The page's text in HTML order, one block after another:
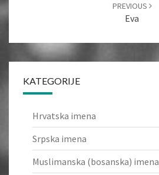
PREVIOUS
Eva
KATEGORIJE
Hrvatska imena
Srpska imena
Muslimanska (bosanska) imena